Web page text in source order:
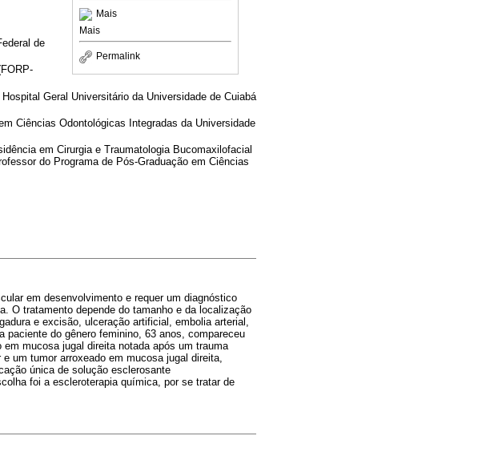
Mais
Mais
Permalink
de
Geral Universitário da Universidade de Cuiabá
Ciências Odontológicas Integradas da Universidade
em Cirurgia e Traumatologia Bucomaxilofacial
do Programa de Pós-Graduação em Ciências
em desenvolvimento e requer um diagnóstico
O tratamento depende do tamanho e da localização
e excisão, ulceração artificial, embolia arterial,
paciente do gênero feminino, 63 anos, compareceu
mucosa jugal direita notada após um trauma
um tumor arroxeado em mucosa jugal direita,
única de solução esclerosante
foi a escleroterapia química, por se tratar de